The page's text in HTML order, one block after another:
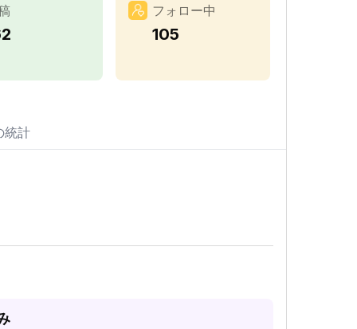
フォロー中
105
統計